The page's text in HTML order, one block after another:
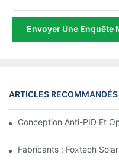
Envoyer Une Enquête
ARTICLES RECOMMANDÉS
Conception Anti-PID Et
Fabricants : Foxtech